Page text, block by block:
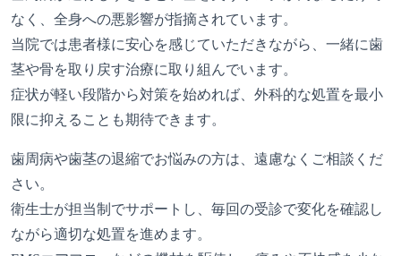
なく、全身への悪影響が指摘されています。
当院では患者様に安心を感じていただきながら、一緒に歯
茎や骨を取り戻す治療に取り組んでいます。
症状が軽い段階から対策を始めれば、外科的な処置を最小
限に抑えることも期待できます。
歯周病や歯茎の退縮でお悩みの方は、遠慮なくご相談くだ
さい。
衛生士が担当制でサポートし、毎回の受診で変化を確認し
ながら適切な処置を進めます。